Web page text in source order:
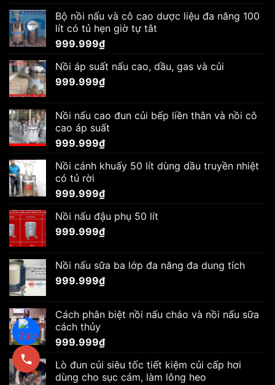
Bộ nồi nấu và cô cao dược liệu đa năng 100
lít có tủ hẹn giờ tự tắt
999.999₫
Nồi áp suất nấu cao, dầu, gas và củi
999.999₫
Nồi nấu cao đun củi bếp liền thân và nồi cô
cao áp suất
999.999₫
Nồi cánh khuấy 50 lít dùng dầu truyền nhiệt
có tủ rời
999.999₫
Nồi nấu đậu phụ 50 lít
999.999₫
Nồi nấu sữa ba lớp đa năng đa dung tích
999.999₫
Cách phân biệt nồi nấu cháo và nồi nấu sữa
cách thủy
999.999₫
Lò đun củi siêu tốc tiết kiệm củi cấp hơi
dùng cho sục cám, làm lông heo